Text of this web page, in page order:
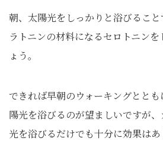
朝、太陽光をしっかりと浴びるこ
ラトニンの材料になるセロトニン
ょう。
できれば早朝のウォーキングとと
陽光を浴びるのが望ましいですが
光を浴びるだけでも十分に効果はあ